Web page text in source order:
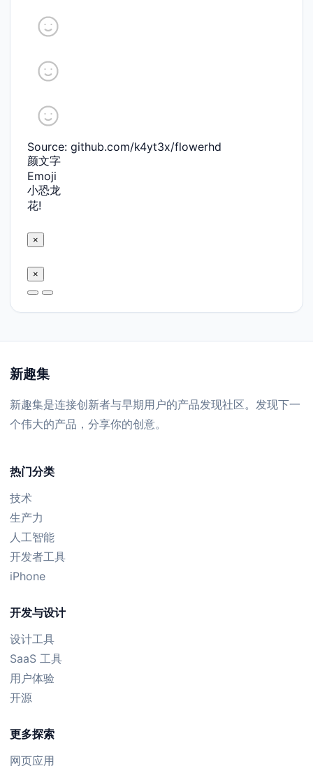
Source: github.com/k4yt3x/flowerhd
颜文字
Emoji
小恐龙
花!
×
×
新趣集
新趣集是连接创新者与早期用户的产品发现社区。发现下一
个伟大的产品，分享你的创意。
热门分类
技术
生产力
人工智能
开发者工具
iPhone
开发与设计
设计工具
SaaS 工具
用户体验
开源
更多探索
网页应用